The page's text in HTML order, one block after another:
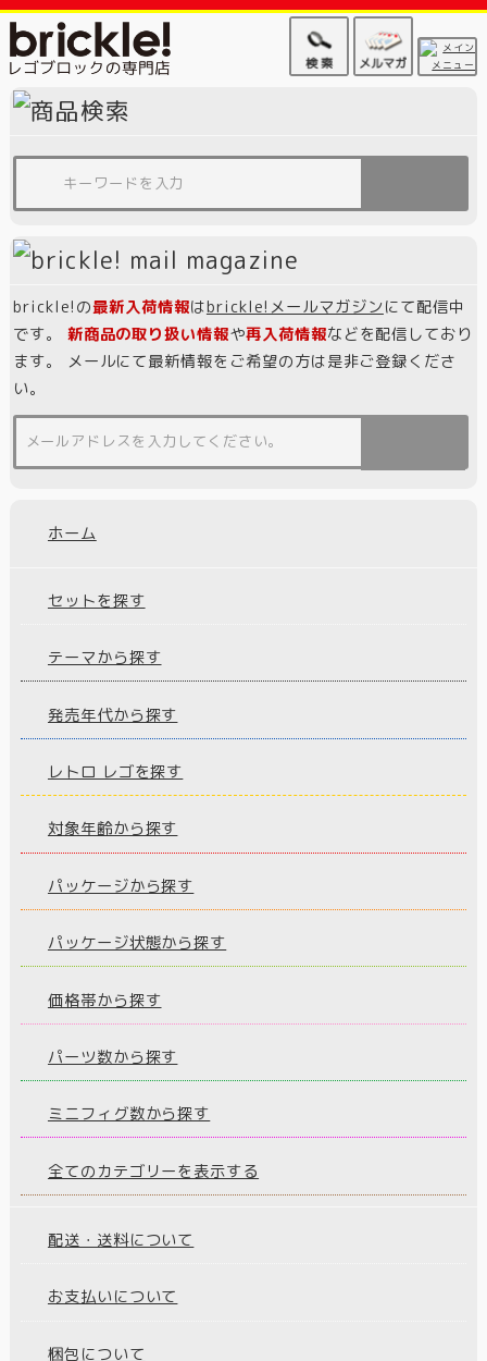
brickle!の最新入荷情報はbrickle!メールマガジンにて配信中
です。 新商品の取り扱い情報や再入荷情報などを配信しており
ます。 メールにて最新情報をご希望の方は是非ご登録くださ
い。
ホーム
セットを探す
テーマから探す
発売年代から探す
レトロ レゴを探す
対象年齢から探す
パッケージから探す
パッケージ状態から探す
価格帯から探す
パーツ数から探す
ミニフィグ数から探す
全てのカテゴリーを表示する
配送・送料について
お支払いについて
梱包について